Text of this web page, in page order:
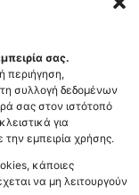
σας.
περιήγηση,
συλλογή δεδομένων
σας στον ιστότοπό
για
την εμπειρία χρήσης.
κάποιες
να μη λειτουργούν